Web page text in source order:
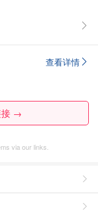
查看详情
接 →
via our links.